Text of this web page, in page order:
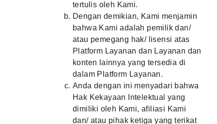
tertulis oleh Kami.
Dengan demikian, Kami menjamin
bahwa Kami adalah pemilik dan/
atau pemegang hak/ lisensi atas
Platform Layanan dan Layanan dan
konten lainnya yang tersedia di
dalam Platform Layanan.
Anda dengan ini menyadari bahwa
Hak Kekayaan Intelektual yang
dimiliki oleh Kami, afiliasi Kami
dan/ atau pihak ketiga yang terikat